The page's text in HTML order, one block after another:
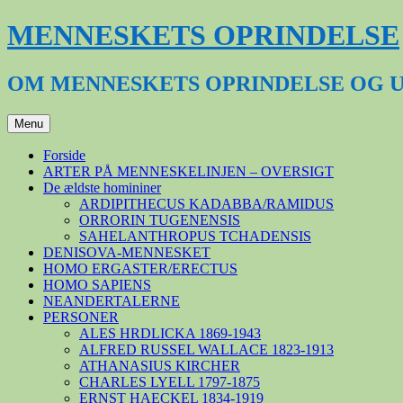
Hop
til
MENNESKETS OPRINDELSE
OM MENNESKETS OPRINDELSE OG
Menu
Forside
ARTER PÅ MENNESKELINJEN – OVERSIGT
De ældste homininer
ARDIPITHECUS KADABBA/RAMIDUS
ORRORIN TUGENENSIS
SAHELANTHROPUS TCHADENSIS
DENISOVA-MENNESKET
HOMO ERGASTER/ERECTUS
HOMO SAPIENS
NEANDERTALERNE
PERSONER
ALES HRDLICKA 1869-1943
ALFRED RUSSEL WALLACE 1823-1913
ATHANASIUS KIRCHER
CHARLES LYELL 1797-1875
ERNST HAECKEL 1834-1919